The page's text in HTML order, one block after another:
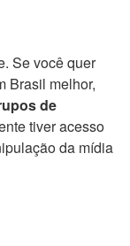
Se você quer
Brasil melhor,
de
tiver acesso
da mídia